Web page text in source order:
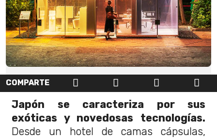
COMPARTE
Japón se caracteriza por sus
exóticas y novedosas tecnologías.
Desde un hotel de camas cápsulas,